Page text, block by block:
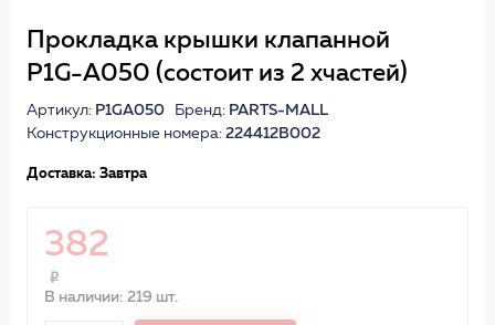
Прокладка крышки клапанной
P1G-A050 (состоит из 2 хчастей)
Артикул: P1GA050Бренд: PARTS-MALL
Конструкционные номера: 224412B002
Доставка: Завтра
382
В наличии: 219 шт.